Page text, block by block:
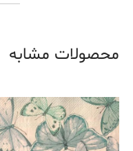
محصولات مشابه